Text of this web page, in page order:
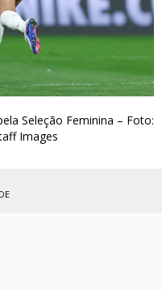
Seleção Feminina – Foto:
Images